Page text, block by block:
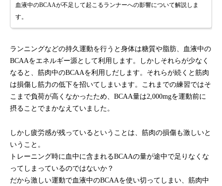
血液中のBCAAが不足して起こるランナーへの影響について解説しま
す。
ランニングなどの持久運動を行うと身体は糖質や脂肪、血液中の
BCAAをエネルギー源として利用します。しかしそれらが少なく
なると、筋肉中のBCAAを利用しだします。それらが続くと筋肉
は損傷し筋力の低下を招いてしまいます。これまでの練習ではそ
こまで負荷が高くなかったため、BCAA量は2,000mgを運動前に
摂ることでまかなえていました。
しかし疲労感が残っているということは、筋肉の損傷も激しいと
いうこと。
トレーニング時に血中に含まれるBCAAの量が途中で足りなくな
ってしまっているのではないか？
だから激しい運動で血液中のBCAAを使い切ってしまい、筋肉中